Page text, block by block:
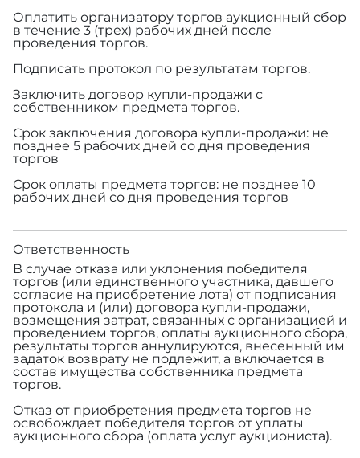
Оплатить организатору торгов аукционный сбор
в течение 3 (трех) рабочих дней после
проведения торгов.
Подписать протокол по результатам торгов.
Заключить договор купли-продажи с
собственником предмета торгов.
Срок заключения договора купли-продажи: не
позднее 5 рабочих дней со дня проведения
торгов
Срок оплаты предмета торгов: не позднее 10
рабочих дней со дня проведения торгов
Ответственность
В случае отказа или уклонения победителя
торгов (или единственного участника, давшего
согласие на приобретение лота) от подписания
протокола и (или) договора купли-продажи,
возмещения затрат, связанных с организацией и
проведением торгов, оплаты аукционного сбора,
результаты торгов аннулируются, внесенный им
задаток возврату не подлежит, а включается в
состав имущества собственника предмета
торгов.
Отказ от приобретения предмета торгов не
освобождает победителя торгов от уплаты
аукционного сбора (оплата услуг аукциониста).